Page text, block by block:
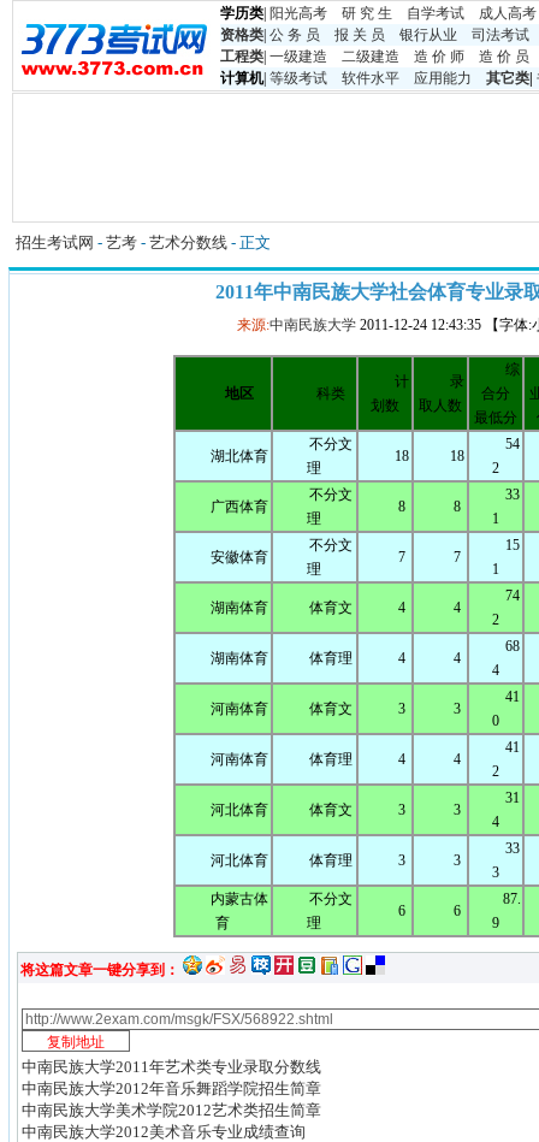
学历类 阳光高考 研 究 生 自学考试
成人高考
资格类 公 务 员 报 关 员 银行从业
司法考试
工程类 一级建造 二级建造 造 价 师
造 价 员
计算机| 等级考试 软件水平 应用能力 其它类
招生考试网 - 艺考 - 艺术分数线 - 正文
2011年中南民族大学社会体育专业录
来源:中南民族大学 2011-12-24 12:43:35 【字体:
地区 科类
计
划数
录
取人数
综
合分
最低分
湖北体育
不分文
理
18 18
54
2
广西体育
不分文
理
8 8
33
1
安徽体育
不分文
理
7 7
15
1
湖南体育 体育文 4 4
74
2
湖南体育 体育理 4 4
68
4
河南体育 体育文 3 3
41
0
河南体育 体育理 4 4
41
2
河北体育 体育文 3 3
31
4
河北体育 体育理 3 3
33
3
内蒙古体
育
不分文
理
6 6
87.
9
将这篇文章一键分享到：
中南民族大学2011年艺术类专业录取分数线
中南民族大学2012年音乐舞蹈学院招生简章
中南民族大学美术学院2012艺术类招生简章
中南民族大学2012美术音乐专业成绩查询